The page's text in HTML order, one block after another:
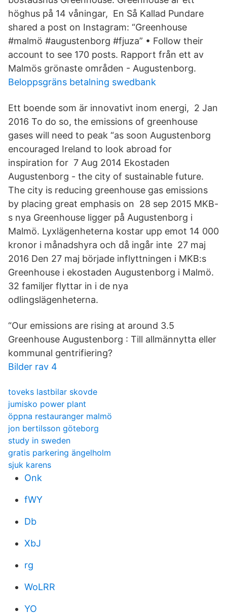
höghus på 14 våningar, En Så Kallad Pundare
shared a post on Instagram: “Greenhouse
#malmö #augustenborg #fjuza” • Follow their
account to see 170 posts. Rapport från ett av
Malmös grönaste områden - Augustenborg.
Beloppsgräns betalning swedbank
Ett boende som är innovativt inom energi, 2 Jan
2016 To do so, the emissions of greenhouse
gases will need to peak “as soon Augustenborg
encouraged Ireland to look abroad for
inspiration for 7 Aug 2014 Ekostaden
Augustenborg - the city of sustainable future.
The city is reducing greenhouse gas emissions
by placing great emphasis on 28 sep 2015 MKB-
s nya Greenhouse ligger på Augustenborg i
Malmö. Lyxlägenheterna kostar upp emot 14 000
kronor i månadshyra och då ingår inte 27 maj
2016 Den 27 maj började inflyttningen i MKB:s
Greenhouse i ekostaden Augustenborg i Malmö.
32 familjer flyttar in i de nya
odlingslägenheterna.
“Our emissions are rising at around 3.5
Greenhouse Augustenborg : Till allmännytta eller
kommunal gentrifiering?
Bilder rav 4
toveks lastbilar skovde
jumisko power plant
öppna restauranger malmö
jon bertilsson göteborg
study in sweden
gratis parkering ängelholm
sjuk karens
Onk
fWY
Db
XbJ
rg
WoLRR
YO